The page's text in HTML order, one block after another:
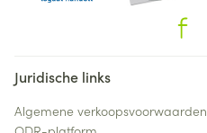
Juridische links
Algemene verkoopsvoorwaarden